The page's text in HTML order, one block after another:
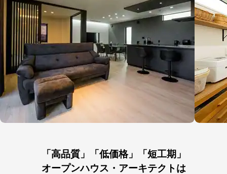
「高品質」「低価格」「短工期」
オープンハウス・アーキテクトは